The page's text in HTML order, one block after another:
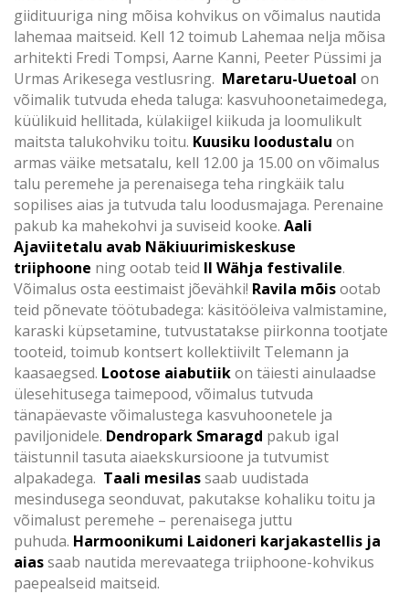
giidituuriga ning mõisa kohvikus on võimalus nautida
lahemaa maitseid. Kell 12 toimub Lahemaa nelja mõisa
arhitekti Fredi Tompsi, Aarne Kanni, Peeter Püssimi ja
Urmas Arikesega vestlusring. Maretaru-Uuetoal on
võimalik tutvuda eheda taluga: kasvuhoonetaimedega,
küülikuid hellitada, külakiigel kiikuda ja loomulikult
maitsta talukohviku toitu. Kuusiku loodustalu on
armas väike metsatalu, kell 12.00 ja 15.00 on võimalus
talu peremehe ja perenaisega teha ringkäik talu
sopilises aias ja tutvuda talu loodusmajaga. Perenaine
pakub ka mahekohvi ja suviseid kooke. Aali
Ajaviitetalu avab Näkiuurimiskeskuse
triiphoone ning ootab teid II Wähja festivalile.
Võimalus osta eestimaist jõevähki! Ravila mõisootab
teid põnevate töötubadega: käsitööleiva valmistamine,
karaski küpsetamine, tutvustatakse piirkonna tootjate
tooteid, toimub kontsert kollektiivilt Telemann ja
kaasaegsed. Lootose aiabutiikon täiesti ainulaadse
ülesehitusega taimepood, võimalus tutvuda
tänapäevaste võimalustega kasvuhoonetele ja
paviljonidele. Dendropark Smaragd pakub igal
täistunnil tasuta aiaekskursioone ja tutvumist
alpakadega. Taali mesilassaab uudistada
mesindusega seonduvat, pakutakse kohaliku toitu ja
võimalust peremehe – perenaisega juttu
puhuda. Harmoonikumi Laidoneri karjakastellis ja
aiassaab nautida merevaatega triiphoone-kohvikus
paepealseid maitseid.